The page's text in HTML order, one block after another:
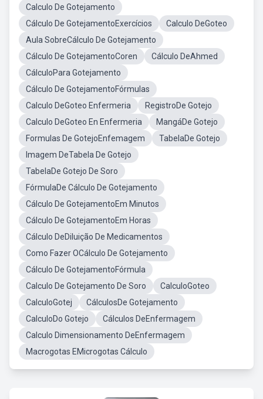
Calculo De Gotejamento
Cálculo De GotejamentoExercícios
Calculo DeGoteo
Aula SobreCálculo De Gotejamento
Cálculo De GotejamentoCoren
Cálculo DeAhmed
CálculoPara Gotejamento
Cálculo De GotejamentoFórmulas
Calculo DeGoteo Enfermeria
RegistroDe Gotejo
Calculo DeGoteo En Enfermeria
MangáDe Gotejo
Formulas De GotejoEnfemagem
TabelaDe Gotejo
Imagem DeTabela De Gotejo
TabelaDe Gotejo De Soro
FórmulaDe Cálculo De Gotejamento
Cálculo De GotejamentoEm Minutos
Cálculo De GotejamentoEm Horas
Cálculo DeDiluição De Medicamentos
Como Fazer OCálculo De Gotejamento
Cálculo De GotejamentoFórmula
Calculo De Gotejamento De Soro
CalculoGoteo
CalculoGotej
CálculosDe Gotejamento
CalculoDo Gotejo
Cálculos DeEnfermagem
Calculo Dimensionamento DeEnfermagem
Macrogotas EMicrogotas Cálculo